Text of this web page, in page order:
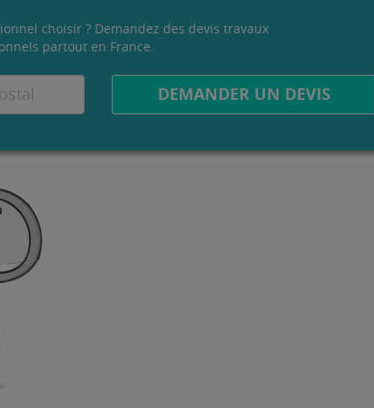
choisir ? Demandez des devis travaux
partout en France.
DEMANDER UN DEVIS